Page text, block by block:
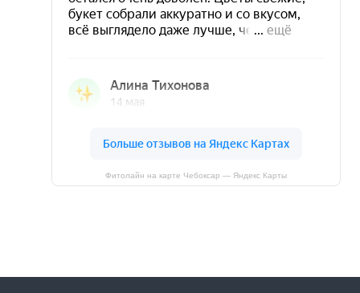
Фитолайн на карте Чебоксар — Яндекс Карты